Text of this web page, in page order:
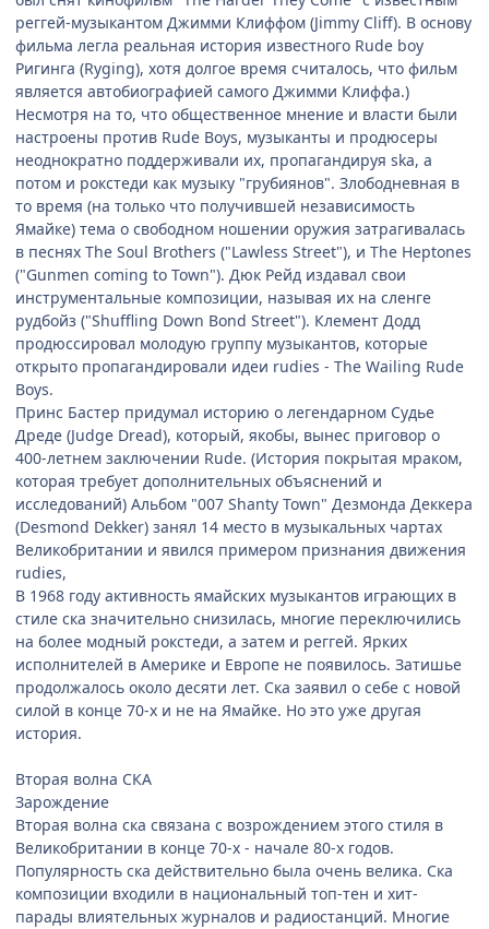
реггей-музыкантом Джимми Клиффом (Jimmy Cliff). В основу
фильма легла реальная история известного Rude boy
Ригинга (Ryging), хотя долгое время считалось, что фильм
является автобиографией самого Джимми Клиффа.)
Несмотря на то, что общественное мнение и власти были
настроены против Rude Boys, музыканты и продюсеры
неоднократно поддерживали их, пропагандируя ska, а
потом и рокстеди как музыку "грубиянов". Злободневная в
то время (на только что получившей независимость
Ямайке) тема о свободном ношении оружия затрагивалась
в песнях The Soul Brothers ("Lawless Street"), и The Heptones
("Gunmen coming to Town"). Дюк Рейд издавал свои
инструментальные композиции, называя их на сленге
рудбойз ("Shuffling Down Bond Street"). Клемент Додд
продюссировал молодую группу музыкантов, которые
открыто пропагандировали идеи rudies - The Wailing Rude
Boys.
Принс Бастер придумал историю о легендарном Судье
Дреде (Judge Dread), который, якобы, вынес приговор о
400-летнем заключении Rude. (История покрытая мраком,
которая требует дополнительных объяснений и
исследований) Альбом "007 Shanty Town" Дезмонда Деккера
(Desmond Dekker) занял 14 место в музыкальных чартах
Великобритании и явился примером признания движения
rudies,
В 1968 году активность ямайских музыкантов играющих в
стиле ска значительно снизилась, многие переключились
на более модный рокстеди, а затем и реггей. Ярких
исполнителей в Америке и Европе не появилось. Затишье
продолжалось около десяти лет. Ска заявил о себе с новой
силой в конце 70-х и не на Ямайке. Но это уже другая
история.
Вторая волна СКА
Зарождение
Вторая волна ска связана с возрождением этого стиля в
Великобритании в конце 70-х - начале 80-х годов.
Популярность ска действительно была очень велика. Ска
композиции входили в национальный топ-тен и хит-
парады влиятельных журналов и радиостанций. Многие